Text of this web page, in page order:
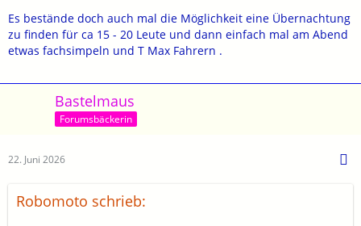
Es bestände doch auch mal die Möglichkeit eine Übernachtung
zu finden für ca 15 - 20 Leute und dann einfach mal am Abend
etwas fachsimpeln und T Max Fahrern .
Bastelmaus
Forumsbäckerin
22. Juni 2026
Robomoto schrieb: